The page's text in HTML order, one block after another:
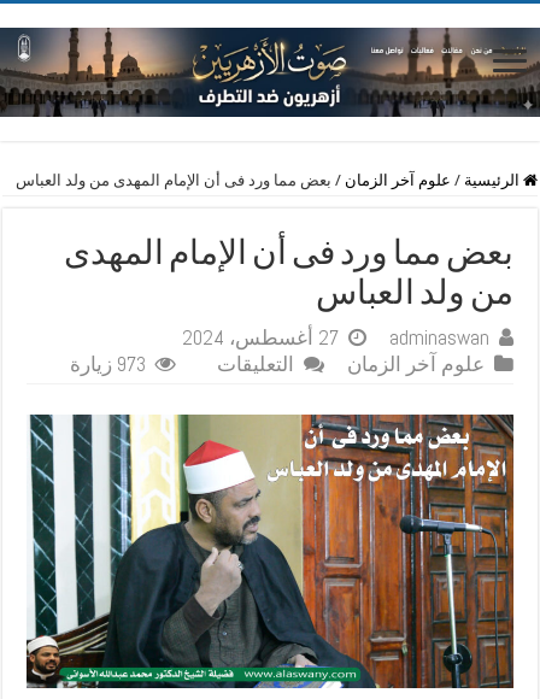
الرئيسية / علوم آخر الزمان / بعض مما ورد فى أن الإمام المهدى من ولد العباس
بعض مما ورد فى أن الإمام المهدى
من ولد العباس
adminaswan
27 أغسطس، 2024
علوم آخر الزمان
التعليقات
مما
ورد
فى
أن
الإمام
المهدى
من
ولد
العباس
مغلقة
973 زيارة